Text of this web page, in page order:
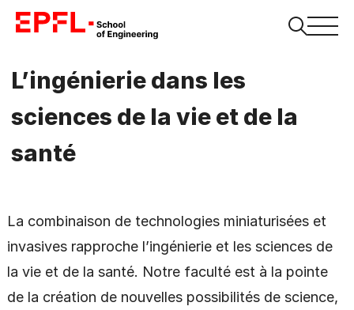
L’ingénierie dans les
sciences de la vie et de la
santé
La combinaison de technologies miniaturisées et
invasives rapproche l’ingénierie et les sciences de
la vie et de la santé. Notre faculté est à la pointe
de la création de nouvelles possibilités de science,